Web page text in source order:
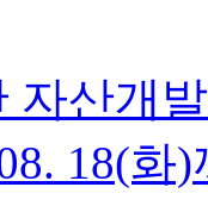
자산개
18(화